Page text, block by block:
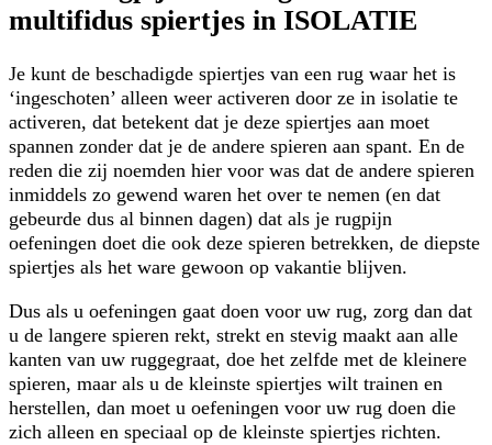
multifidus spiertjes in ISOLATIE
Je kunt de beschadigde spiertjes van een rug waar het is
‘ingeschoten’ alleen weer activeren door ze in isolatie te
activeren, dat betekent dat je deze spiertjes aan moet
spannen zonder dat je de andere spieren aan spant. En de
reden die zij noemden hier voor was dat de andere spieren
inmiddels zo gewend waren het over te nemen (en dat
gebeurde dus al binnen dagen) dat als je rugpijn
oefeningen doet die ook deze spieren betrekken, de diepste
spiertjes als het ware gewoon op vakantie blijven.
Dus als u oefeningen gaat doen voor uw rug, zorg dan dat
u de langere spieren rekt, strekt en stevig maakt aan alle
kanten van uw ruggegraat, doe het zelfde met de kleinere
spieren, maar als u de kleinste spiertjes wilt trainen en
herstellen, dan moet u oefeningen voor uw rug doen die
zich alleen en speciaal op de kleinste spiertjes richten.